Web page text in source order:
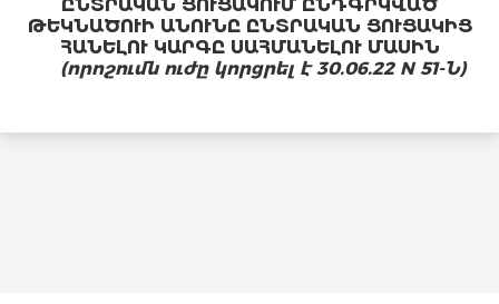
ԸՆՏՐԱԿԱՆ ՑՈՒՑԱԿՈՒՄ ԸՆԴԳՐԿՎԱԾ
ԹԵԿՆԱԾՈՒԻ ԱՆՈՒՆԸ ԸՆՏՐԱԿԱՆ ՑՈՒՑԱԿԻՑ
ՀԱՆԵԼՈՒ ԿԱՐԳԸ ՍԱՀՄԱՆԵԼՈՒ ՄԱՍԻՆ
(որոշումն ուժը կորցրել է 30.06.22 N 51-Ն)